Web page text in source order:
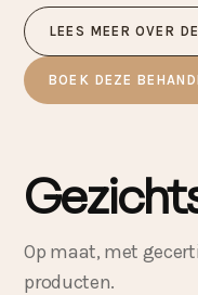
LEES MEER OVER
BOEK DEZE
Op maat, met
producten.